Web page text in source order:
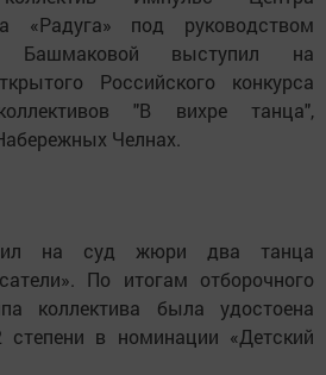
«Радуга» под руководством
Башмаковой выступил на
Российского конкурса
"В вихре танца",
Челнах.
на суд жюри два танца
По итогам отборочного
коллектива была удостоена
в номинации «Детский